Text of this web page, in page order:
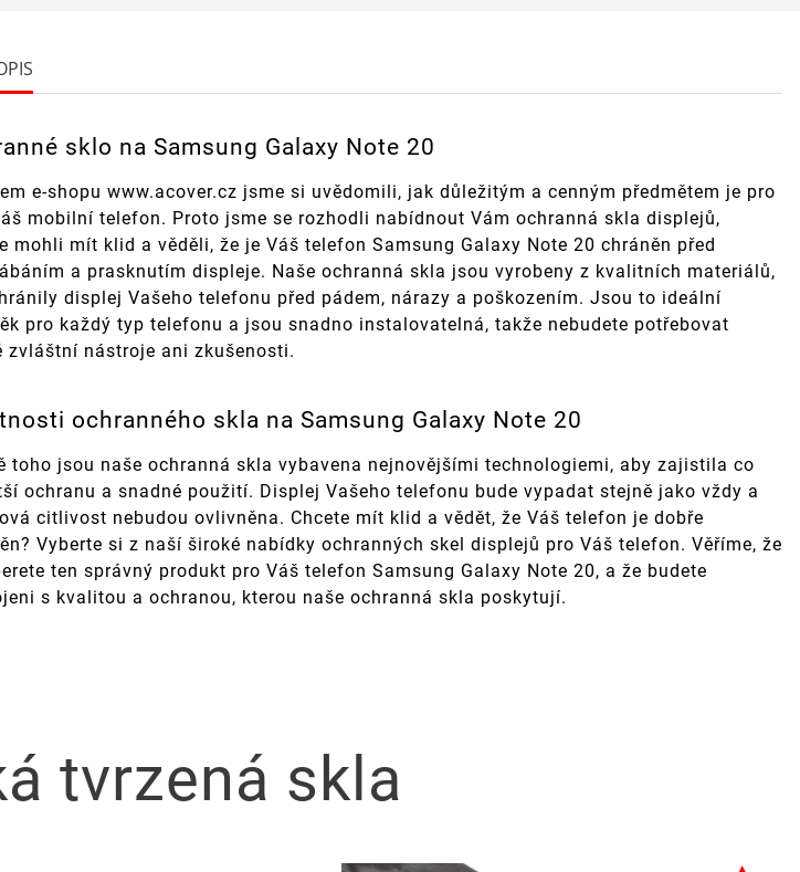
sklo na Samsung Galaxy Note 20
e-shopu www.acover.cz jsme si uvědomili, jak důležitým a cenným předmětem je pro
mobilní telefon. Proto jsme se rozhodli nabídnout Vám ochranná skla displejů,
mohli mít klid a věděli, že je Váš telefon Samsung Galaxy Note 20 chráněn před
a prasknutím displeje. Naše ochranná skla jsou vyrobeny z kvalitních materiálů,
displej Vašeho telefonu před pádem, nárazy a poškozením. Jsou to ideální
pro každý typ telefonu a jsou snadno instalovatelná, takže nebudete potřebovat
zvláštní nástroje ani zkušenosti.
ochranného skla na Samsung Galaxy Note 20
toho jsou naše ochranná skla vybavena nejnovějšími technologiemi, aby zajistila co
ochranu a snadné použití. Displej Vašeho telefonu bude vypadat stejně jako vždy a
citlivost nebudou ovlivněna. Chcete mít klid a vědět, že Váš telefon je dobře
Vyberte si z naší široké nabídky ochranných skel displejů pro Váš telefon. Věříme, že
ten správný produkt pro Váš telefon Samsung Galaxy Note 20, a že budete
s kvalitou a ochranou, kterou naše ochranná skla poskytují.
tvrzená skla